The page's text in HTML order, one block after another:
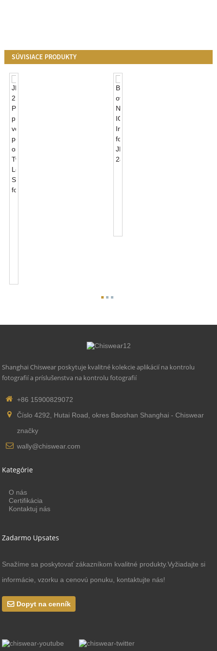
SÚVISIACE PRODUKTY
Shanghai Chiswear poskytuje kvalitné kolekcie aplikácií na kontrolu
fotografií a príslušenstva na kontrolu fotografií
+86 15900829072
Číslo 4292, Hutai Road, okres Baoshan Shanghai - Chiswear
značky
wally@chiswear.com
Kategórie
O nás
Certifikácia
Kontaktuj nás
Zadarmo Upsates
Snažíme sa poskytovať zákazníkom kvalitné produkty.Vyžiadajte si
informácie, vzorku a cenovú ponuku, kontaktujte nás!
Dopyt na cenník